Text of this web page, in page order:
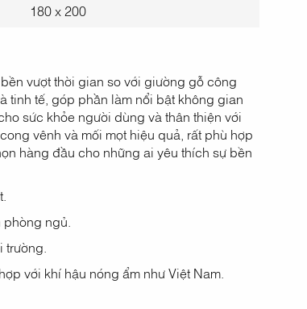
180 x 200
vượt thời gian so với giường gỗ công
tinh tế, góp phần làm nổi bật không gian
sức khỏe người dùng và thân thiện với
vênh và mối mọt hiệu quả, rất phù hợp
hàng đầu cho những ai yêu thích sự bền
ngủ.
với khí hậu nóng ẩm như Việt Nam.